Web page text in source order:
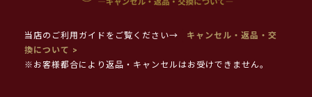
当店のご利用ガイドをご覧ください→
キャンセル・返品・交
換について >
※お客様都合により返品・キャンセルはお受けできません。